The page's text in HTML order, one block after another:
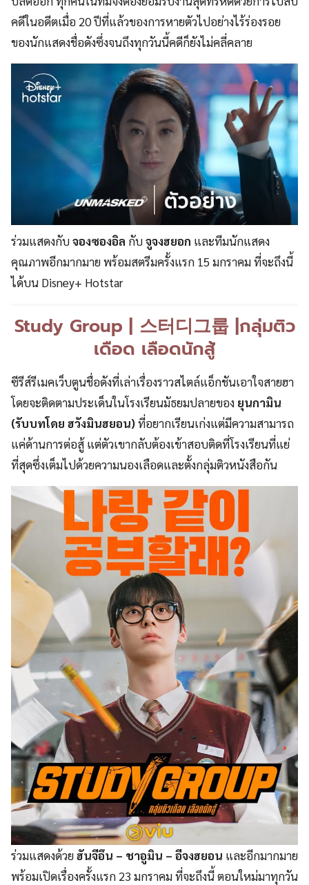
คดีในอดีตเมื่อ 20 ปีที่แล้วของการหายตัวไปอย่างไร้ร่องรอย
ของนักแสดงชื่อดังซึ่งจนถึงทุกวันนี้คดีก็ยังไม่คลี่คลาย
ร่วมแสดงกับจองซองอิล กับจูจงฮยอก และทีมนักแสดง
คุณภาพอีกมากมาย พร้อมสตรีมครั้งแรก 15 มกราคม ที่จะถึงนี้
ได้บน Disney+ Hotstar
Study Group | 스터디그룹 |กลุ่มติว
เดือด เลือดนักสู้
ซีรีส์รีเมคเว็บตูนชื่อดังที่เล่าเรื่องราวสไตล์แอ็กชันเอาใจสายฮา
โดยจะติดตามประเด็นในโรงเรียนมัธยมปลายของ ยุนกามิน
(รับบทโดย ฮวังมินฮยอน)ที่อยากเรียนเก่งแต่มีความสามารถ
แค่ด้านการต่อสู้ แต่ตัวเขากลับต้องเข้าสอบติดที่โรงเรียนที่แย่
ที่สุดซึ่งเต็มไปด้วยความนองเลือดและตั้งกลุ่มติวหนังสือกัน
ร่วมแสดงด้วยฮันจีอึน – ชาอูมิน – อีจงฮยอน และอีกมากมาย
พร้อมเปิดเรื่องครั้งแรก 23 มกราคม ที่จะถึงนี้ ตอนใหม่มาทุกวัน